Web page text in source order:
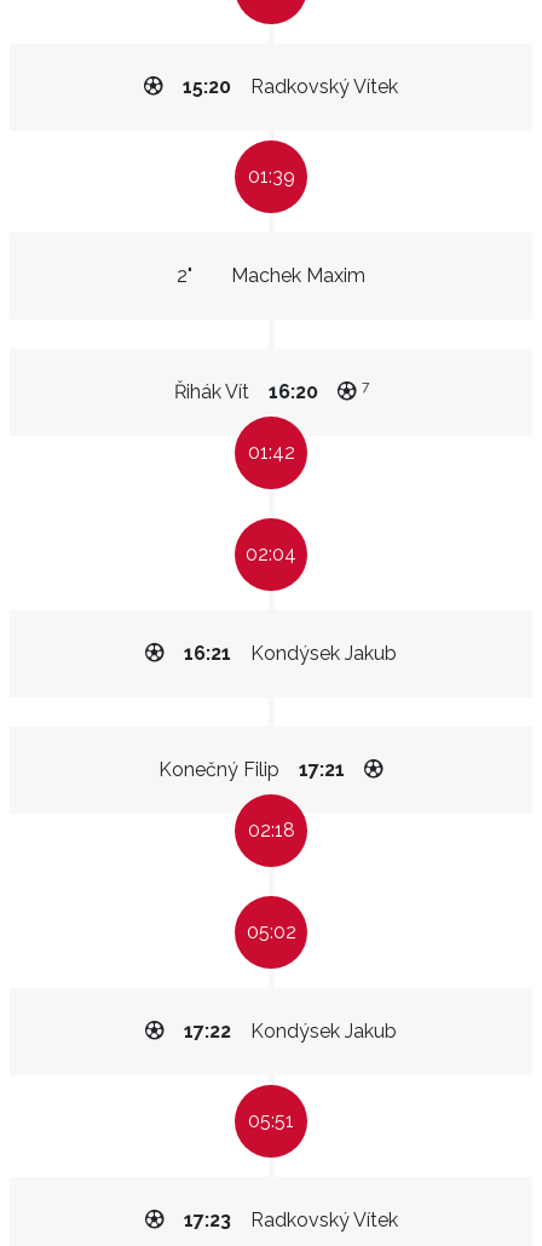
Radkovský Vítek
15:20
01:39
Machek Maxim
2"
Řihák Vít 16:20 7
01:42
02:04
Kondýsek Jakub
16:21
Konečný Filip 17:21
02:18
05:02
Kondýsek Jakub
17:22
05:51
Radkovský Vítek
17:23